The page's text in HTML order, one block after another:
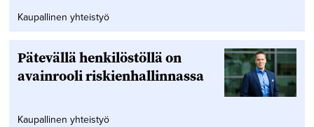
Kaupallinen yhteistyö
Pätevällä henkilöstöllä on
avainrooli riskienhallinnassa
Kaupallinen yhteistyö